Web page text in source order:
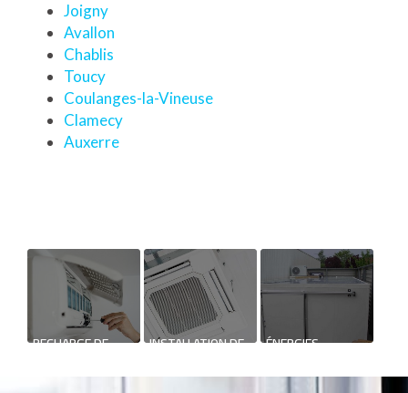
Joigny
Avallon
Chablis
Toucy
Coulanges-la-Vineuse
Clamecy
Auxerre
RECHARGE DE INSTALLATION DE
CHAUFFAGE
RÉVERSIBLE
ÉNERGIES